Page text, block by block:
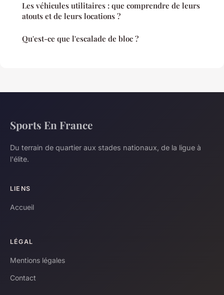
Les véhicules utilitaires : que comprendre de leurs
atouts et de leurs locations ?
Qu'est-ce que l'escalade de bloc ?
Sports En France
Du terrain de quartier aux stades nationaux, de la ligue à
l'élite.
LIENS
Accueil
LÉGAL
Mentions légales
Contact